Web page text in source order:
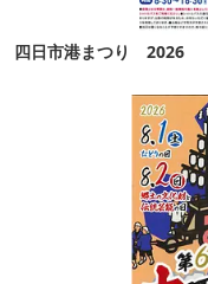
四日市港まつり 2026